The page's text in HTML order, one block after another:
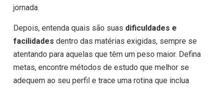
jornada.
Depois, entenda quais são suas dificuldades e
facilidades dentro das matérias exigidas, sempre se
atentando para aquelas que têm um peso maior. Defina
metas, encontre métodos de estudo que melhor se
adequem ao seu perfil e trace uma rotina que inclua